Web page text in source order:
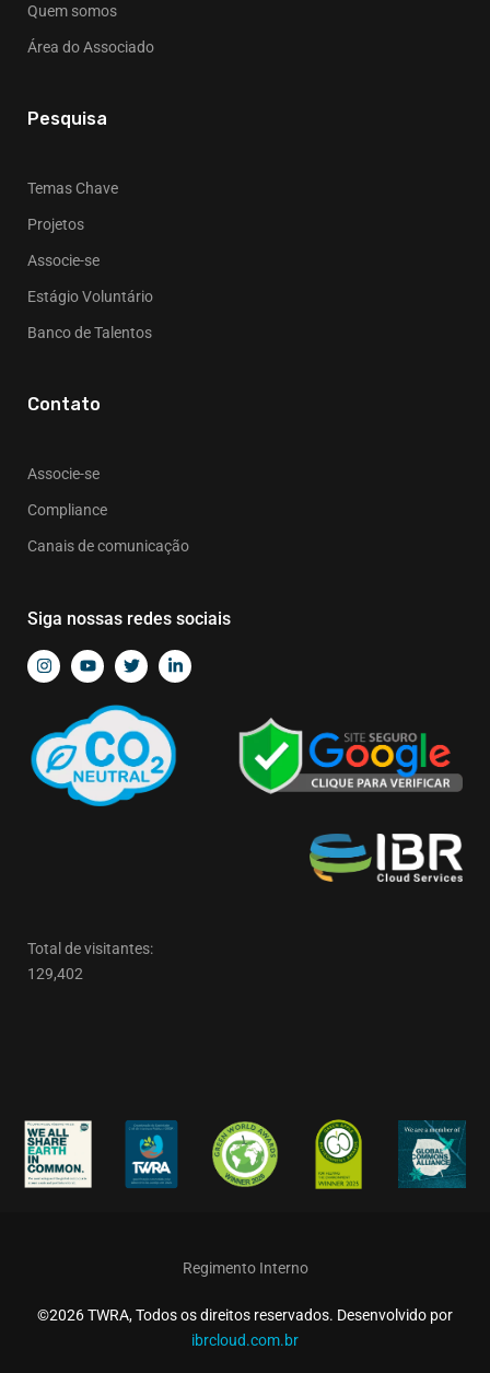
Quem somos
Área do Associado
Pesquisa
Temas Chave
Projetos
Associe-se
Estágio Voluntário
Banco de Talentos
Contato
Associe-se
Compliance
Canais de comunicação
Siga nossas redes sociais
Total de visitantes:
129,402
Regimento Interno
©2026 TWRA, Todos os direitos reservados. Desenvolvido por
ibrcloud.com.br